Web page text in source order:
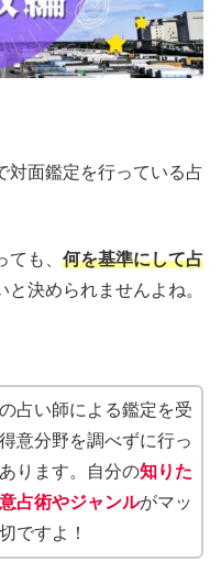
対面鑑定を行っている占
も、 何を基準にして占
と決められませんよね。
占い師による鑑定を受
意分野を調べずに行っ
ります。自分の知りた
占術やジャンルがマッ
ですよ！